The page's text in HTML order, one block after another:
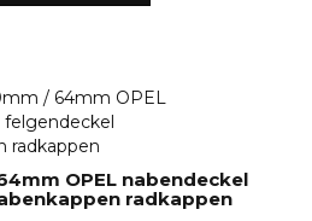
OPEL nabendeckel
radkappen